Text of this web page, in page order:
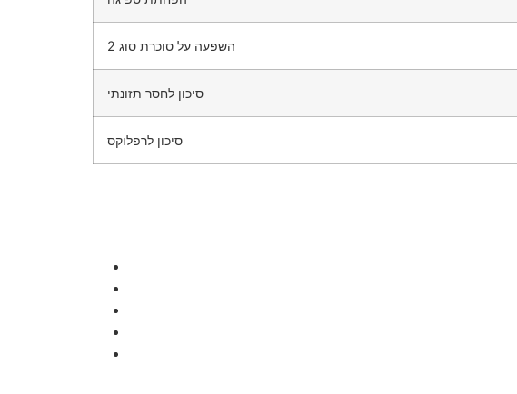
השפעה על סוכרת סוג 2
סיכון לחסר תזונתי
סיכון לרפלוקס